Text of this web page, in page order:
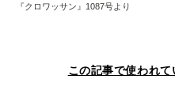
『クロワッサン』1087号より
この記事で使われ